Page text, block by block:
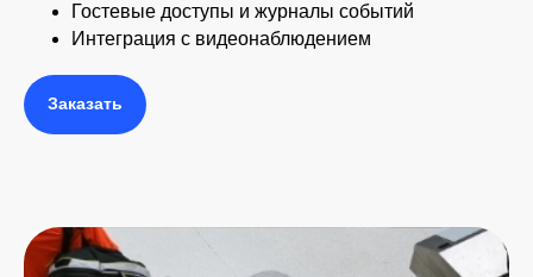
Гостевые доступы и журналы событий
Интеграция с видеонаблюдением
Заказать